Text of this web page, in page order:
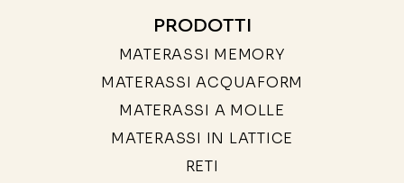
PRODOTTI
MATERASSI MEMORY
MATERASSI ACQUAFORM
MATERASSI A MOLLE
MATERASSI IN LATTICE
RETI